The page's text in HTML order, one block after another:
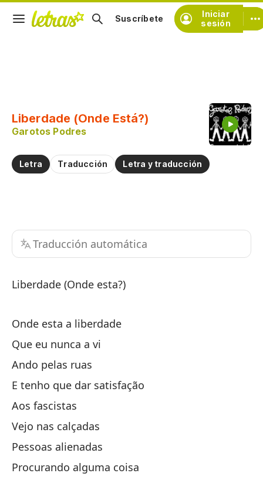
Iniciar
sesión
Suscríbete
Liberdade (Onde Está?)
Garotos Podres
Letra Traducción Letra y traducción
Traducción automática
Liberdade (Onde esta?)
Onde esta a liberdade
Que eu nunca a vi
Ando pelas ruas
E tenho que dar satisfação
Aos fascistas
Vejo nas calçadas
Pessoas alienadas
Procurando alguma coisa
Practicar la pronunciación de